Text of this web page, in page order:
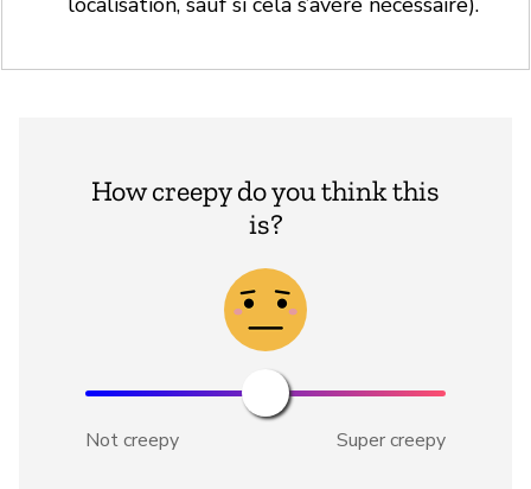
How creepy do you think this
is?
Not creepy Super creepy